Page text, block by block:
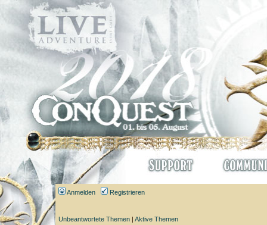
Anmelden Registrieren
Unbeantwortete Themen | Aktive Themen